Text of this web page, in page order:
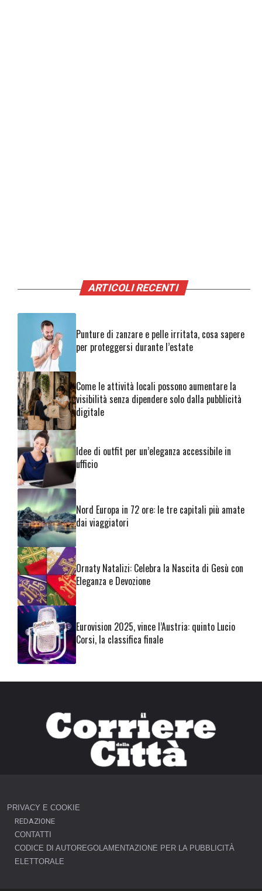
ARTICOLI RECENTI
Punture di zanzare e pelle irritata, cosa sapere
per proteggersi durante l’estate
Come le attività locali possono aumentare la
visibilità senza dipendere solo dalla pubblicità
digitale
Idee di outfit per un’eleganza accessibile in
ufficio
Nord Europa in 72 ore: le tre capitali più amate
dai viaggiatori
Ornaty Natalizi: Celebra la Nascita di Gesù con
Eleganza e Devozione
Eurovision 2025, vince l’Austria: quinto Lucio
Corsi, la classifica finale
PRIVACY E COOKIE
REDAZIONE
CONTATTI
CODICE DI AUTOREGOLAMENTAZIONE PER LA PUBBLICITÀ
ELETTORALE